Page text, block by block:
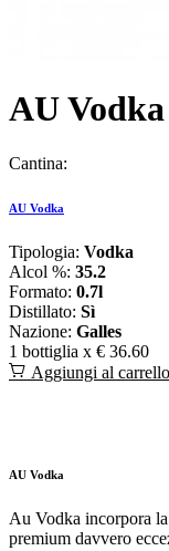
AU
Cantina:
AU Vodka
Tipologia: Vodka
Alcol %: 35.2
Formato: 0.7l
Distillato: Sì
Nazione: Galles
1 bottiglia x € 36.60
Aggiungi al carrello
AU Vodka
Au Vodka incorpora
premium davvero